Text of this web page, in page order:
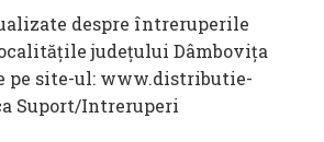
despre întreruperile
județului Dâmbovița
pe site-ul: www.distributie-
Suport/Intreruperi